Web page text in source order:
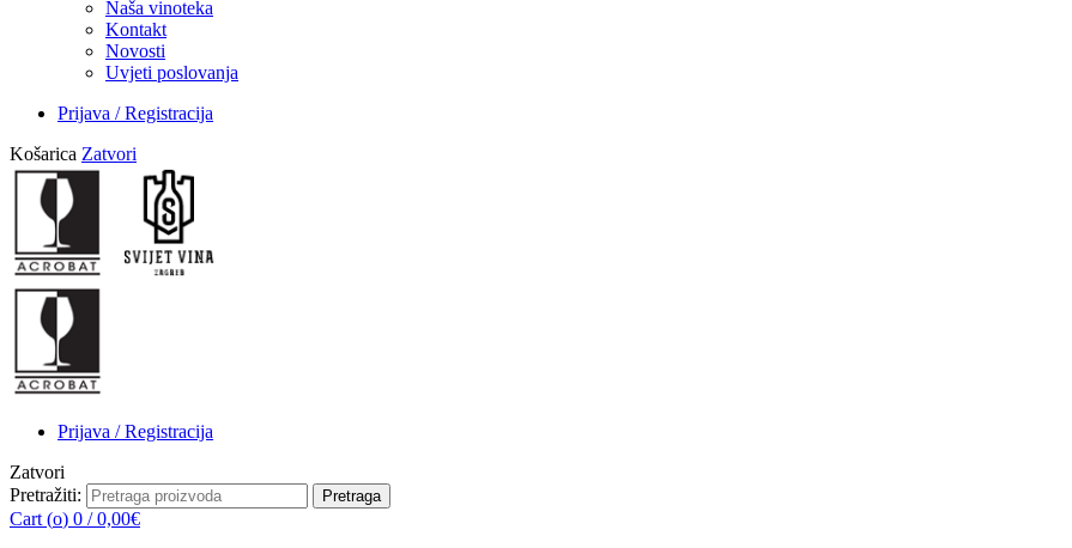
Naša vinoteka
Kontakt
Novosti
Uvjeti poslovanja
Prijava / Registracija
Košarica Zatvori
Prijava / Registracija
Zatvori
Pretražiti:
Pretraga
Cart (o) 0 / 0,00€